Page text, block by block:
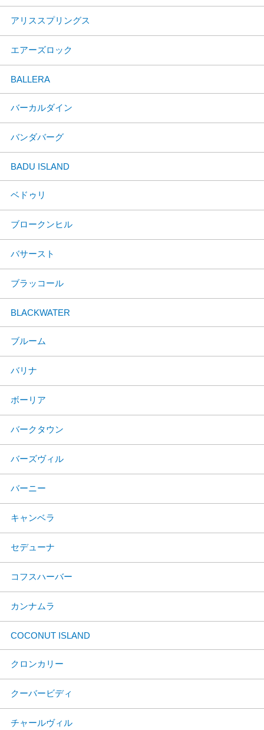
アリススプリングス
エアーズロック
BALLERA
バーカルダイン
バンダバーグ
BADU ISLAND
ベドゥリ
ブロークンヒル
バサースト
ブラッコール
BLACKWATER
ブルーム
バリナ
ボーリア
バークタウン
バーズヴィル
バーニー
キャンベラ
セデューナ
コフスハーバー
カンナムラ
COCONUT ISLAND
クロンカリー
クーバービディ
チャールヴィル